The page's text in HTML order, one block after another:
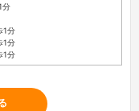
分
1分
1分
1分